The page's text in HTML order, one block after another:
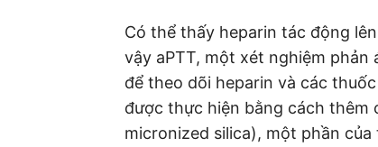
Có thể thấy heparin tác động
vậy aPTT, một xét nghiệm
để theo dõi heparin và các
được thực hiện bằng cách thêm
micronized silica), một phần